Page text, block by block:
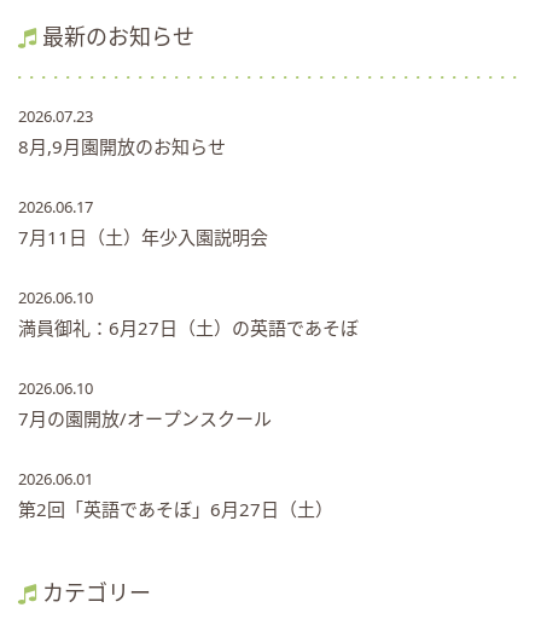
最新のお知らせ
2026.07.23
8月,9月園開放のお知らせ
2026.06.17
7月11日（土）年少入園説明会
2026.06.10
満員御礼：6月27日（土）の英語であそぼ
2026.06.10
7月の園開放/オープンスクール
2026.06.01
第2回「英語であそぼ」6月27日（土）
カテゴリー